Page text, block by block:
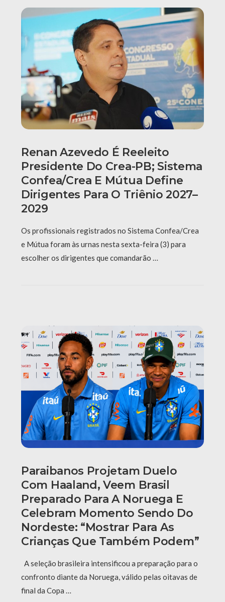
Renan Azevedo É Reeleito
Presidente Do Crea-PB; Sistema
Confea/Crea E Mútua Define
Dirigentes Para O Triênio 2027–
2029
Os profissionais registrados no Sistema Confea/Crea
e Mútua foram às urnas nesta sexta-feira (3) para
escolher os dirigentes que comandarão …
Paraibanos Projetam Duelo
Com Haaland, Veem Brasil
Preparado Para A Noruega E
Celebram Momento Sendo Do
Nordeste: “Mostrar Para As
Crianças Que Também Podem”
A seleção brasileira intensificou a preparação para o
confronto diante da Noruega, válido pelas oitavas de
final da Copa …